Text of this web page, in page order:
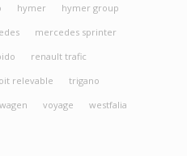
hymer
hymer group
mercedes sprinter
renault trafic
relevable
trigano
voyage westfalia